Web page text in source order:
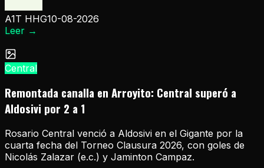
A1T HHG10-08-2026
Leer →
Central
Remontada canalla en Arroyito: Central superó a
Aldosivi por 2 a 1
Rosario Central venció a Aldosivi en el Gigante por la
cuarta fecha del Torneo Clausura 2026, con goles de
Nicolás Zalazar (e.c.) y Jaminton Campaz.